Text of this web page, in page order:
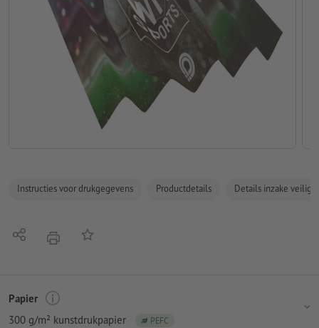
Instructies voor drukgegevens Productdetails Details inzake
Delen afdrukkenOp de lijst
Papier
300 g/m² kunstdrukpapier
PEFC